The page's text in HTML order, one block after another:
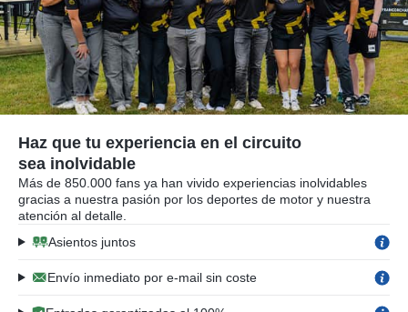
Haz que tu experiencia en el circuito
sea inolvidable
Más de 850.000 fans ya han vivido experiencias inolvidables
gracias a nuestra pasión por los deportes de motor y nuestra
atención al detalle.
Asientos juntos
Envío inmediato por e-mail sin coste